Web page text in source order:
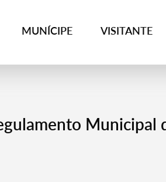
MUNÍCIPE VISITANTE
Municipal